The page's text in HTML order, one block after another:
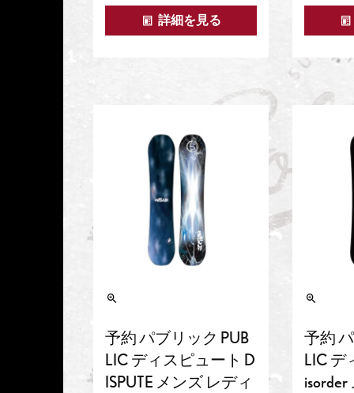
詳細を見る
予約 パブリック PUB
LIC ディスピュート D
ISPUTE メンズ レディ
予約
LIC デ
isorder